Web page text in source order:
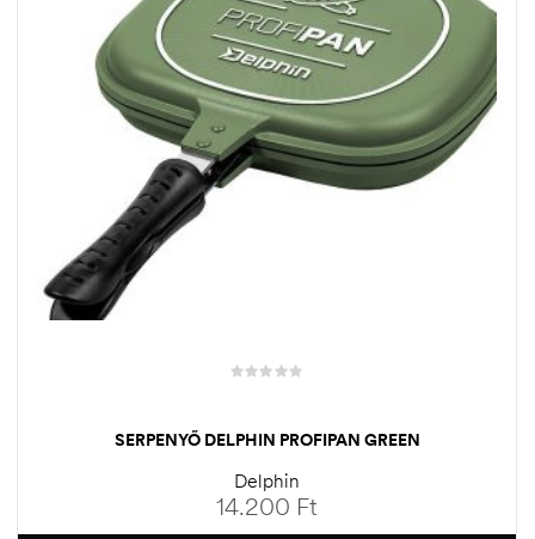
SERPENYŐ DELPHIN PROFIPAN GREEN
Delphin
14.200 Ft